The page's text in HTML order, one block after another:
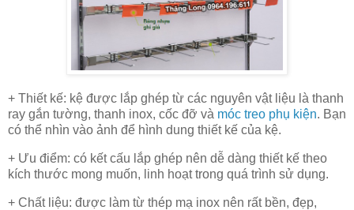
+ Thiết kế: kệ được lắp ghép từ các nguyên vật liệu là thanh
ray gắn tường, thanh inox, cốc đỡ và móc treo phụ kiện. Bạn
có thể nhìn vào ảnh để hình dung thiết kế của kệ.
+ Ưu điểm: có kết cấu lắp ghép nên dễ dàng thiết kế theo
kích thước mong muốn, linh hoạt trong quá trình sử dụng.
+ Chất liệu: được làm từ thép mạ inox nên rất bền, đẹp,